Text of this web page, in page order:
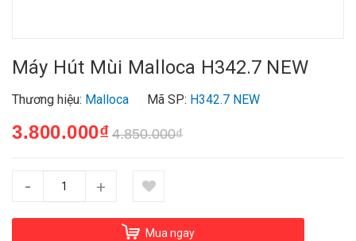
Máy Hút Mùi Malloca H342.7 NEW
Thương hiệu: Malloca Mã SP: H342.7 NEW
3.800.000₫ 4.850.000₫
- +
Mua ngay